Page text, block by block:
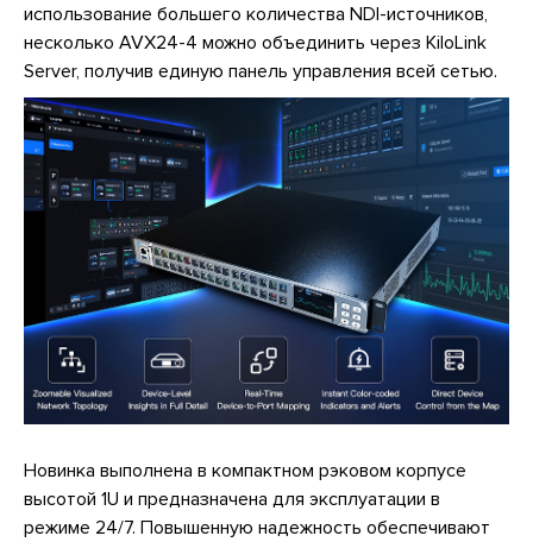
использование большего количества NDI-источников,
несколько AVX24-4 можно объединить через KiloLink
Server, получив единую панель управления всей сетью.
Новинка выполнена в компактном рэковом корпусе
высотой 1U и предназначена для эксплуатации в
режиме 24/7. Повышенную надежность обеспечивают